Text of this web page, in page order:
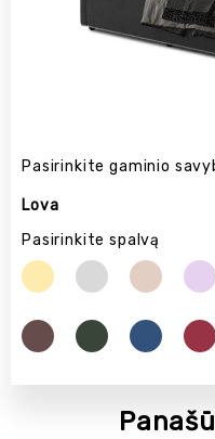
Pasirinkite gaminio
Lova
Pasirinkite spalvą